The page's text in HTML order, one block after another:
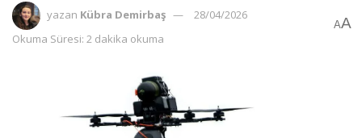
yazan Kübra Demirbaş
28/04/2026
Okuma Süresi: 2 dakika okuma
AA